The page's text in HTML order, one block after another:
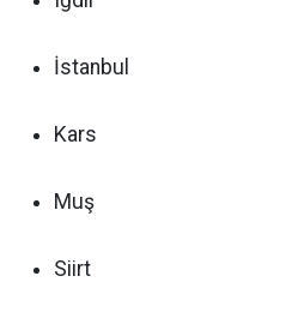
İstanbul
Kars
Muş
Siirt